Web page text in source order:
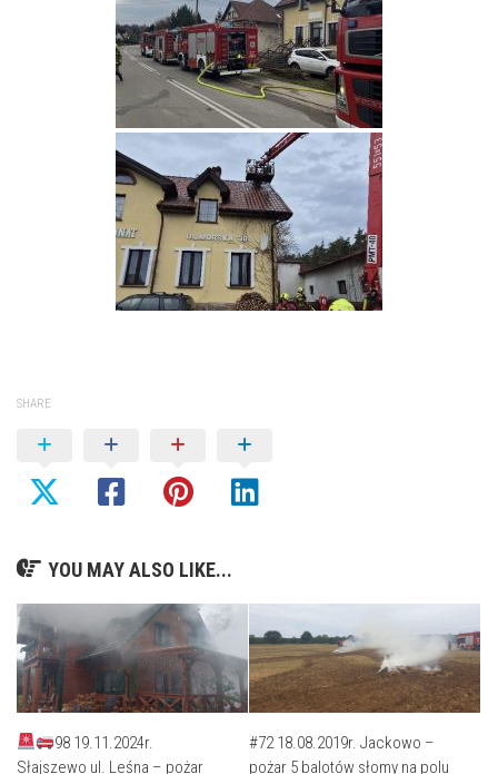
SHARE
YOU MAY ALSO LIKE...
98 19.11.2024r.
Słajszewo ul. Leśna – pożar
#72 18.08.2019r. Jackowo –
pożar 5 balotów słomy na polu